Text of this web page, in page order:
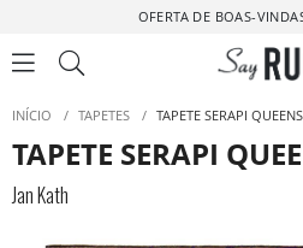
OFERTA DE BOAS-
INÍCIO / TAPETES / TAPETE SERAPI
TAPETE SERAPI
Jan Kath